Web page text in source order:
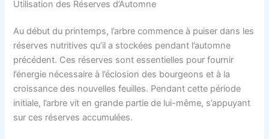
Utilisation des Réserves d’Automne
Au début du printemps, l’arbre commence à puiser dans les
réserves nutritives qu’il a stockées pendant l’automne
précédent. Ces réserves sont essentielles pour fournir
l’énergie nécessaire à l’éclosion des bourgeons et à la
croissance des nouvelles feuilles. Pendant cette période
initiale, l’arbre vit en grande partie de lui-même, s’appuyant
sur ces réserves accumulées.